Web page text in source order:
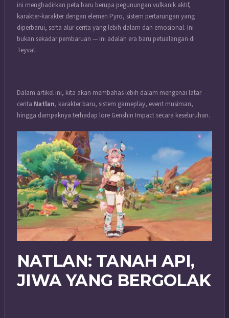
ini menghadirkan peta baru berupa pegunungan vulkanik aktif,
karakter-karakter dengan elemen Pyro, sistem pertarungan yang
diperbarui, serta alur cerita yang lebih dalam dan emosional. Ini
bukan sekadar pembaruan — ini adalah era baru petualangan di
Teyvat.
Dalam artikel ini, kita akan membahas lebih dalam mengenai latar
cerita Natlan, karakter baru, sistem gameplay, event musiman,
hingga dampaknya terhadap lore Genshin Impact secara keseluruhan.
NATLAN: TANAH API,
JIWA YANG BERGOLAK